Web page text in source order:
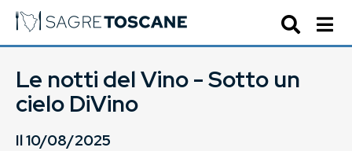
Le notti del Vino - Sotto un
cielo DiVino
Il10/08/2025